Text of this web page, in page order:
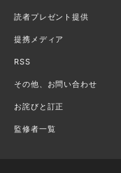
読者プレゼント提供
提携メディア
RSS
その他、お問い合わせ
お詫びと訂正
監修者一覧